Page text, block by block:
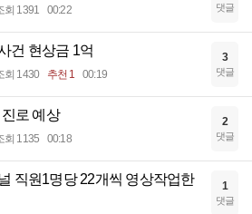
회 1391 00:22 댓글
건 현상금 1억
회 1430 추천 1 00:19
3
댓글
로 예상
회 1135 00:18
2
댓글
직원1명당 22개씩 영상작업한
1
댓글